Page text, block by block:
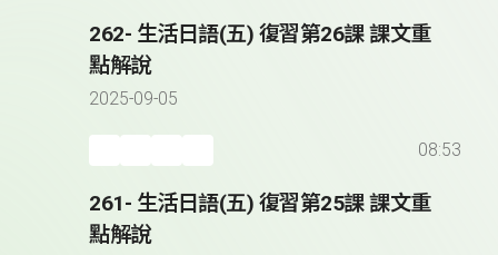
262- 生活日語(五) 復習第26課 課文重
點解說
2025-09-05
08:53
261- 生活日語(五) 復習第25課 課文重
點解說